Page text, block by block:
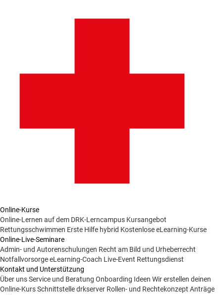
Online-Kurse
Online-Lernen auf dem DRK-Lerncampus Kursangebot
Rettungsschwimmen Erste Hilfe hybrid Kostenlose eLearning-Kurse
Online-Live-Seminare
Admin- und Autorenschulungen Recht am Bild und Urheberrecht
NotfallvorsorgeeLearning-Coach Live-Event Rettungsdienst
Kontakt und Unterstützung
Über unsService und Beratung Onboarding Ideen Wir erstellen deinen
Online-KursSchnittstelle drkserver Rollen- und Rechtekonzept Anträge